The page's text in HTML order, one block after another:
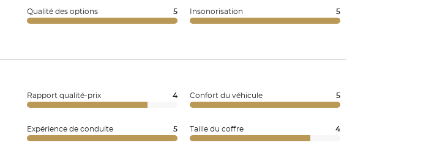
Qualité des options 5 Insonorisation 5
Rapport qualité-prix 4 Confort du véhicule 5
Expérience de conduite 5 Taille du coffre 4